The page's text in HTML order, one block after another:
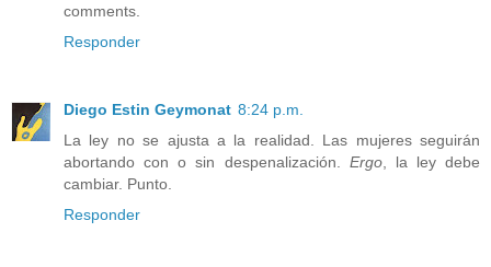
comments.
Responder
Diego Estin Geymonat 8:24 p.m.
La ley no se ajusta a la realidad. Las mujeres seguirán
abortando con o sin despenalización. Ergo, la ley debe
cambiar. Punto.
Responder